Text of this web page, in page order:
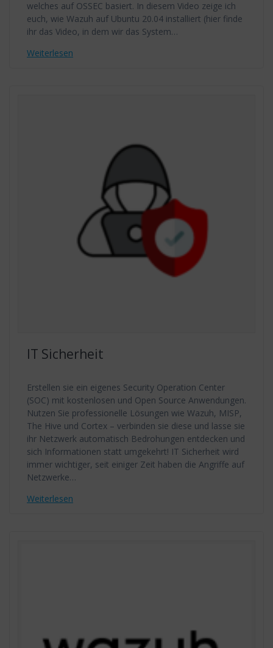
welches auf OSSEC basiert. In diesem Video zeige ich
euch, wie Wazuh auf Ubuntu 20.04 installiert (hier finde
ihr das Video, in dem wir das System…
Weiterlesen
IT Sicherheit
Erstellen sie ein eigenes Security Operation Center
(SOC) mit kostenlosen und Open Source Anwendungen.
Nutzen Sie professionelle Lösungen wie Wazuh, MISP,
The Hive und Cortex – verbinden sie diese und lasse sie
ihr Netzwerk automatisch Bedrohungen entdecken und
sich Informationen statt umgekehrt! IT Sicherheit wird
immer wichtiger, seit einiger Zeit haben die Angriffe auf
Netzwerke…
Weiterlesen